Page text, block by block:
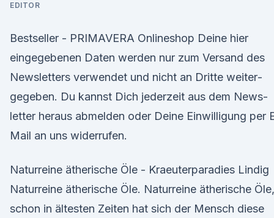
EDITOR
Bestseller - PRIMAVERA Onlineshop Deine hier
eingegebenen Daten werden nur zum Versand des
Newsletters ver­wendet und nicht an Dritte weiter­
gegeben. Du kannst Dich jederzeit aus dem News­
letter heraus ab­mel­den oder Deine Ein­wil­ligung per
Mail an uns wider­rufen.
Naturreine ätherische Öle - Kraeuterparadies Lindig
Naturreine ätherische Öle. Naturreine ätherische Öle,
schon in ältesten Zeiten hat sich der Mensch diese